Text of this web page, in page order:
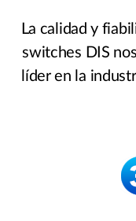
La calidad y
switches DIS
líder en la